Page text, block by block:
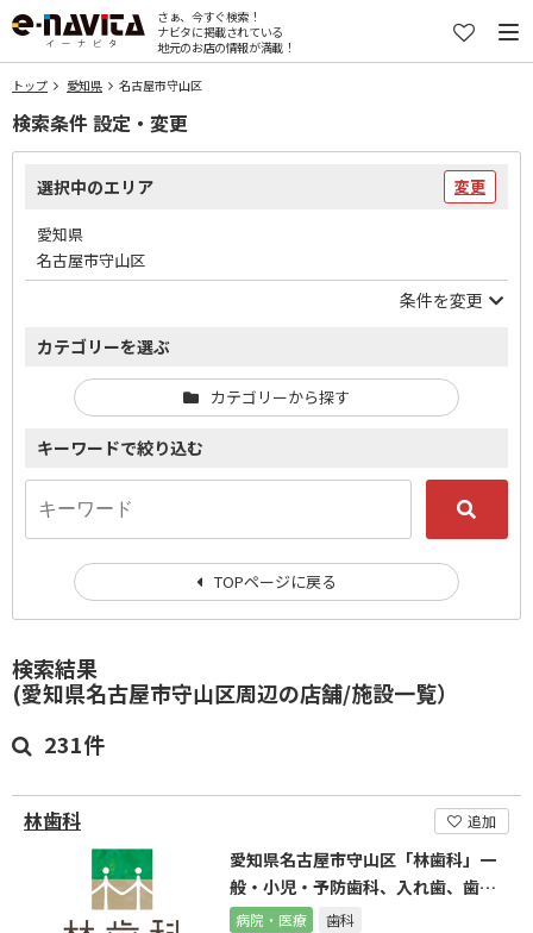
さぁ、今すぐ検索！
ナビタに掲載されている
地元のお店の情報が満載！
トップ 愛知県 名古屋市守山区
検索結果
(愛知県名古屋市守山区周辺の店舗/施設一覧）
231件
林歯科 追加
愛知県名古屋市守山区「林歯科」一
般・小児・予防歯科、入れ歯、歯周
内科
病院・医療 歯科
検索条件 設定・変更
選択中のエリア 変更
愛知県
名古屋市守山区
条件を変更
カテゴリーを選ぶ
カテゴリーから探す
キーワードで絞り込む
TOPページに戻る